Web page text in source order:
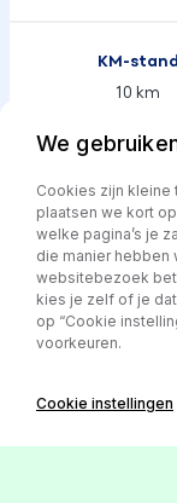
KM-stand
10 km
Automaat
We
Cookies zijn kleine
plaatsen we kort
welke pagina’s je
die manier hebben
websitebezoek
kies je zelf of je
op “Cookie
voorkeuren.
Cookie instellingen